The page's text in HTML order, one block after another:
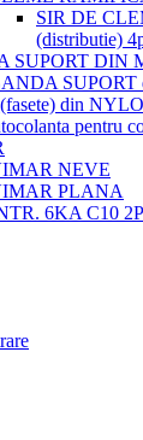
SIR DE
(distributie)
SUPORT DIN
SUPORT
din
pentru
NEVE
PLANA
6KA C10